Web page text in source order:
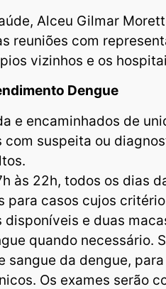
Alceu Gilmar
reuniões com
vizinhos e os
Dengue
e encaminhados de
suspeita ou
às 22h, todos os dias
para casos cujos
e duas
quando necessário.
sangue da dengue,
Os exames serão